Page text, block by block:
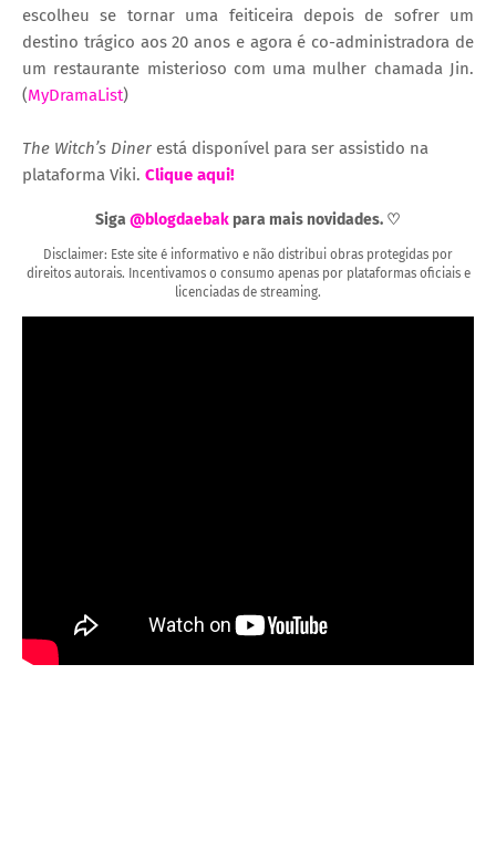
escolheu se tornar uma feiticeira depois de sofrer um
destino trágico aos 20 anos e agora é co-administradora de
um restaurante misterioso com uma mulher chamada Jin.
(MyDramaList)
The Witch’s Diner está disponível para ser assistido na
plataforma Viki. Clique aqui!
Siga @blogdaebak para mais novidades. ♡
Disclaimer: Este site é informativo e não distribui obras protegidas por
direitos autorais. Incentivamos o consumo apenas por plataformas oficiais e
licenciadas de streaming.